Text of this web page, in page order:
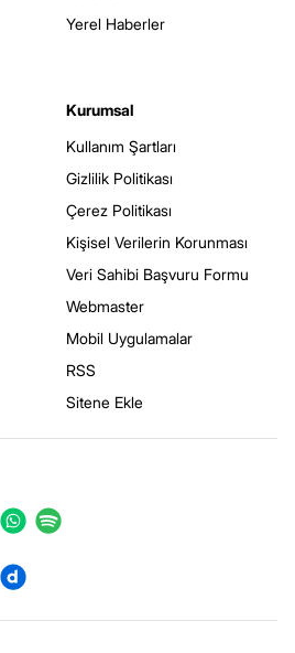
Yerel Haberler
Kurumsal
Kullanım Şartları
Gizlilik Politikası
Çerez Politikası
Kişisel Verilerin Korunması
Veri Sahibi Başvuru Formu
Webmaster
Mobil Uygulamalar
RSS
Sitene Ekle